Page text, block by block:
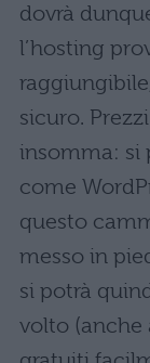
dovrà
l’hosting
sicuro.
insomma: si
come
questo
messo in
si potrà
volto (anche